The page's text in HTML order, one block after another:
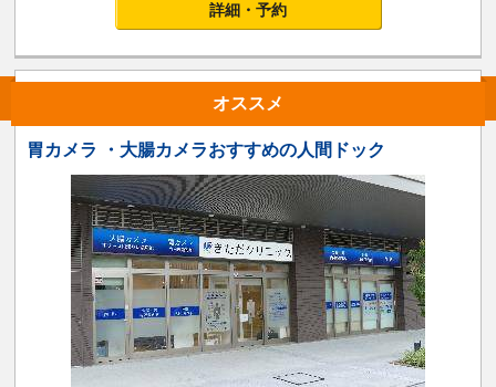
詳細・予約
オススメ
胃カメラ ・大腸カメラおすすめの人間ドック